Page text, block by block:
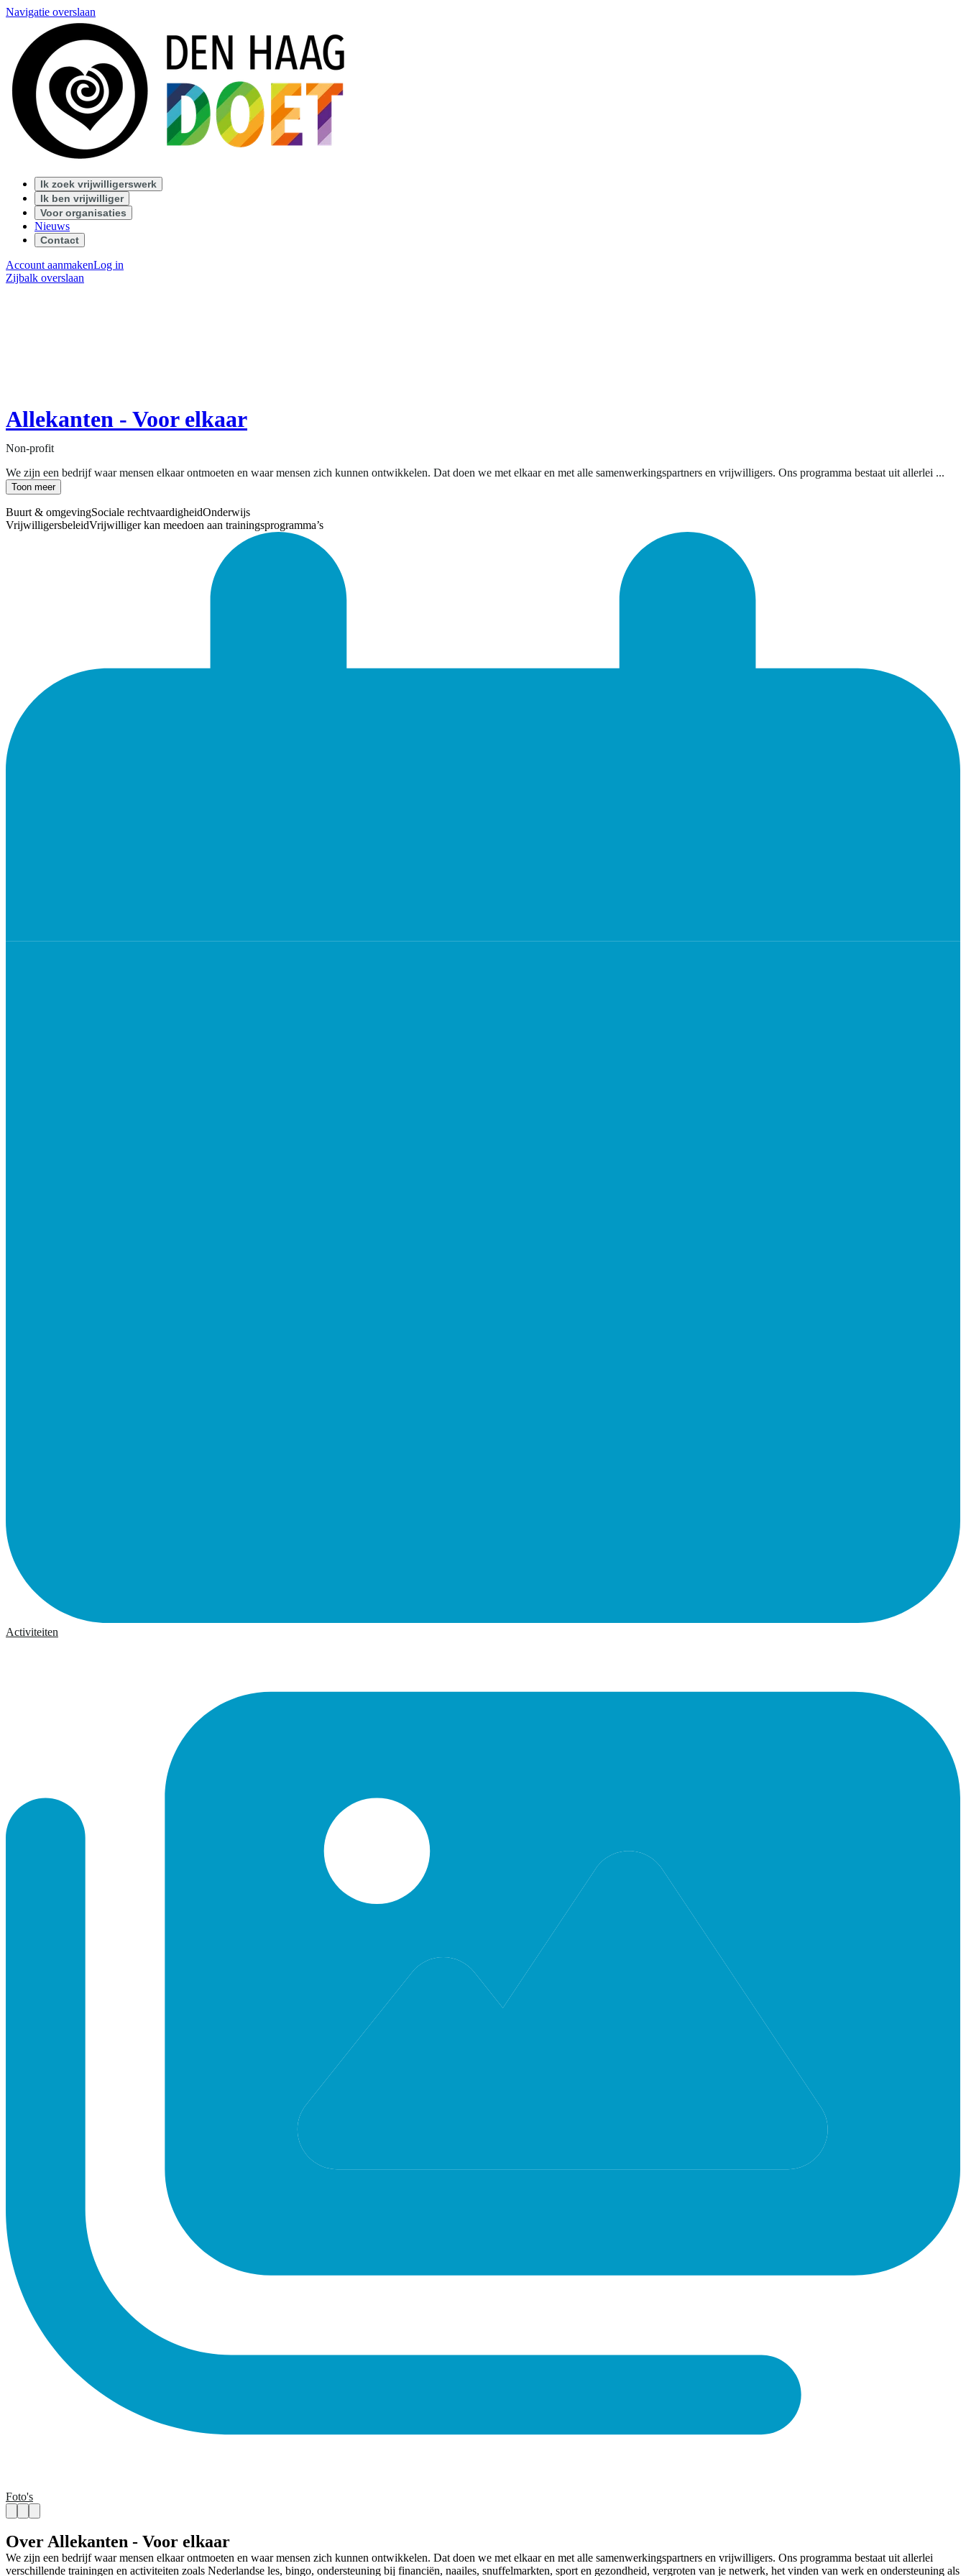
Navigatie overslaan
Ik zoek vrijwilligerswerk
Ik ben vrijwilliger
Voor organisaties
Nieuws
Contact
Account aanmakenLog in
Zijbalk overslaan
Allekanten - Voor elkaar
Non-profit
We zijn een bedrijf waar mensen elkaar ontmoeten en waar mensen zich kunnen ontwikkelen. Dat doen we met elkaar en met alle samenwerkingspartners en vrijwilligers. Ons programma bestaat uit allerlei ...
Toon meer
Buurt & omgevingSociale rechtvaardigheidOnderwijs
VrijwilligersbeleidVrijwilliger kan meedoen aan trainingsprogramma’s
Activiteiten
Foto's
Over Allekanten - Voor elkaar
We zijn een bedrijf waar mensen elkaar ontmoeten en waar mensen zich kunnen ontwikkelen. Dat doen we met elkaar en met alle samenwerkingspartners en vrijwilligers. Ons programma bestaat uit allerlei
verschillende trainingen en activiteiten zoals Nederlandse les, bingo, ondersteuning bij financiën, naailes, snuffelmarkten, sport en gezondheid, vergroten van je netwerk, het vinden van werk en ondersteuning als